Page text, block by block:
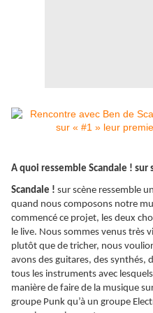
A quoi ressemble Scandale ! sur
Scandale ! sur scène ressemble
quand nous composons notre
commencé ce projet, les deux
le live. Nous sommes venus très
plutôt que de tricher, nous
avons des guitares, des synthés,
tous les instruments avec
manière de faire de la musique
groupe Punk qu’à un groupe